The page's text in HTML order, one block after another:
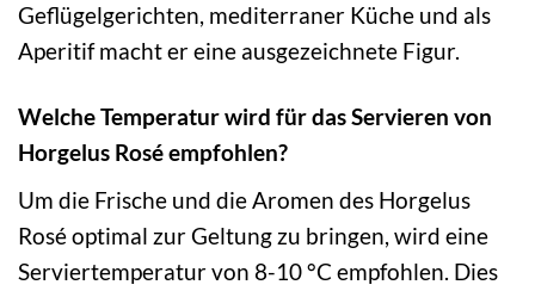
Geflügelgerichten, mediterraner Küche und als
Aperitif macht er eine ausgezeichnete Figur.
Welche Temperatur wird für das Servieren von
Horgelus Rosé empfohlen?
Um die Frische und die Aromen des Horgelus
Rosé optimal zur Geltung zu bringen, wird eine
Serviertemperatur von 8-10 °C empfohlen. Dies